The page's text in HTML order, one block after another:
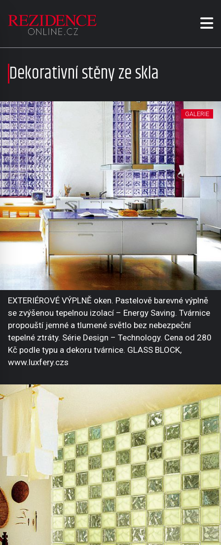
Dekorativní stěny ze skla
GALERIE
EXTERIÉROVÉ VÝPLNĚ oken. Pastelově barevné výplně
se zvýšenou tepelnou izolací – Energy Saving. Tvárnice
propouští jemné a tlumené světlo bez nebezpeční
tepelné ztráty. Série Design – Technology. Cena od 280
Kč podle typu a dekoru tvárnice. GLASS BLOCK,
www.luxfery.czs